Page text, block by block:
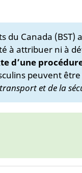
du Canada
à attribuer ni à
d’une
peuvent
et de la